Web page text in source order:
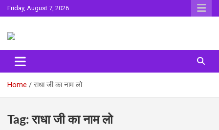
Skip
to
Friday, August 7, 2026
Surta
Home राधा जी का नाम लो
Tag:राधा जी का नाम लो